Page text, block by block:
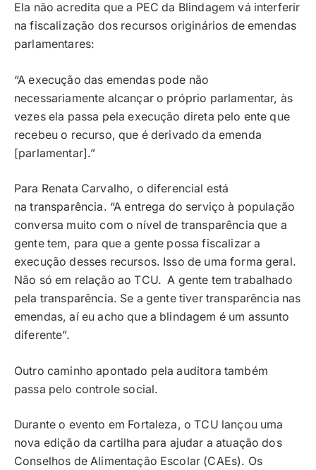
Ela não acredita que a PEC da Blindagem vá interferir
na fiscalização dos recursos originários de emendas
parlamentares:
“A execução das emendas pode não
necessariamente alcançar o próprio parlamentar, às
vezes ela passa pela execução direta pelo ente que
recebeu o recurso, que é derivado da emenda
[parlamentar].”
Para Renata Carvalho, o diferencial está
na transparência. “A entrega do serviço à população
conversa muito com o nível de transparência que a
gente tem, para que a gente possa fiscalizar a
execução desses recursos. Isso de uma forma geral.
Não só em relação ao TCU. A gente tem trabalhado
pela transparência. Se a gente tiver transparência nas
emendas, aí eu acho que a blindagem é um assunto
diferente”.
Outro caminho apontado pela auditora também
passa pelo controle social.
Durante o evento em Fortaleza, o TCU lançou uma
nova edição da cartilha para ajudar a atuação dos
Conselhos de Alimentação Escolar (CAEs). Os